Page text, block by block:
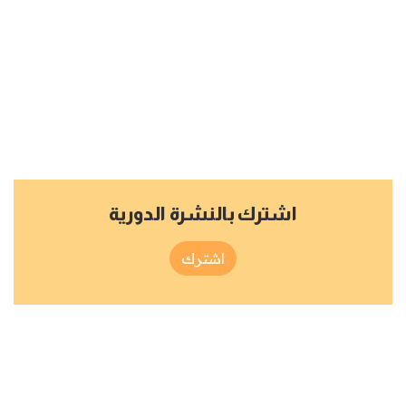
اشترك بالنشرة الدورية
اشترك